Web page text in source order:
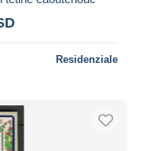
Residenziale